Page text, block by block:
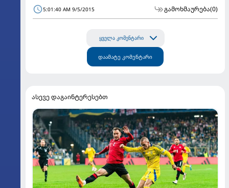
5:01:40 AM 9/5/2015 გამოხმაურება(0)
ყველა კომენტარი
დაამატე კომენტარი
ასევე დაგაინტერესებთ